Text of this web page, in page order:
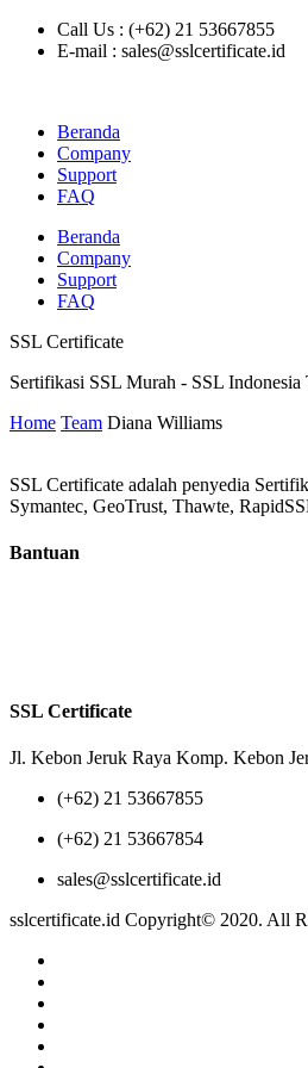
Call Us : (+62) 21 53667855
E-mail : sales@sslcertificate.id
Beranda
Company
Support
FAQ
Beranda
Company
Support
FAQ
SSL Certificate
Sertifikasi SSL Murah - SSL Indonesia
Home Team Diana Williams
SSL Certificate adalah penyedia
Symantec, GeoTrust, Thawte,
Bantuan
SSL Certificate
Jl. Kebon Jeruk Raya Komp. Kebon
(+62) 21 53667855
(+62) 21 53667854
sales@sslcertificate.id
sslcertificate.id Copyright© 2020. All